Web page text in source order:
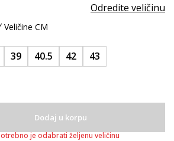
Odredite veličinu
Veličine CM
39 40.5 42 43
Dodaj u korpu
je odabrati željenu veličinu